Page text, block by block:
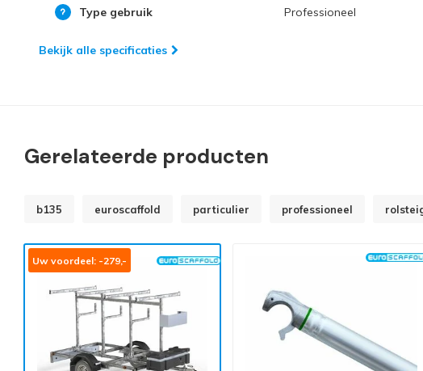
Type gebruik Professioneel
Bekijk alle specificaties
Gerelateerde producten
b135 euroscaffold particulier professioneel
Uw voordeel: -279,-